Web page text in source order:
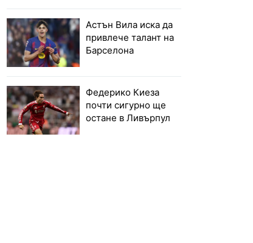
Астън Вила иска да
привлече талант на
Барселона
Федерико Киеза
почти сигурно ще
остане в Ливърпул